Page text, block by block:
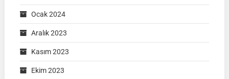
Ocak 2024
Aralık 2023
Kasım 2023
Ekim 2023